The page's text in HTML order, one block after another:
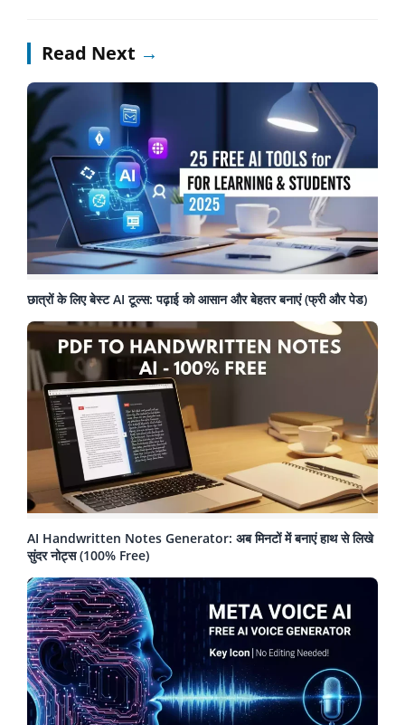
Read Next →
छात्रों के लिए बेस्ट AI टूल्स: पढ़ाई को आसान और बेहतर बनाएं (फ्री और पेड)
AI Handwritten Notes Generator: अब मिनटों में बनाएं हाथ से लिखे
सुंदर नोट्स (100% Free)